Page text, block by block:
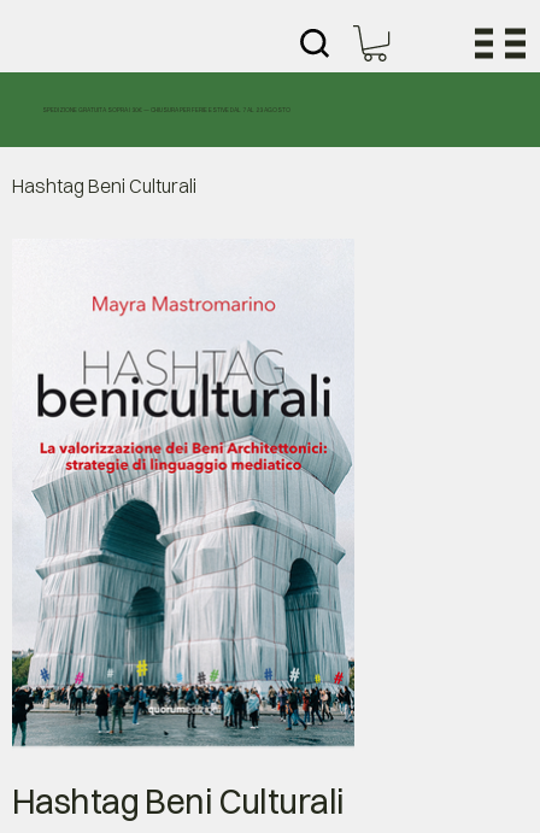
SPEDIZIONE GRATUITA SOPRA I 30€ — CHIUSURA PER FERIE ESTIVE DAL 7 AL 23 AGOSTO
Hashtag Beni Culturali
Hashtag Beni Culturali